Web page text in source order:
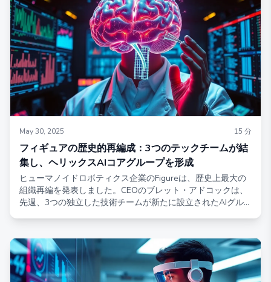
OmniConsistencyはこの分野における重要な進展として際立
っています。
May 30, 2025 15 分
フィギュアの歴史的再編成：3つのテックチームが結
集し、ヘリックスAIコアグループを形成
ヒューマノイドロボティクス企業のFigureは、歴史上最大の
組織再編を発表しました。CEOのブレット・アドコックは、
先週、3つの独立した技術チームが新たに設立されたAIグル
ノイドロボットの商業化を加速することを目的としていま
す。AIモデルにちなんで名付けられたHelixグループは、
Figureが最近開始したVLA（ビジョン・ランゲージ・アクシ
ョン）イニシアティブの推進に焦点を当てます。